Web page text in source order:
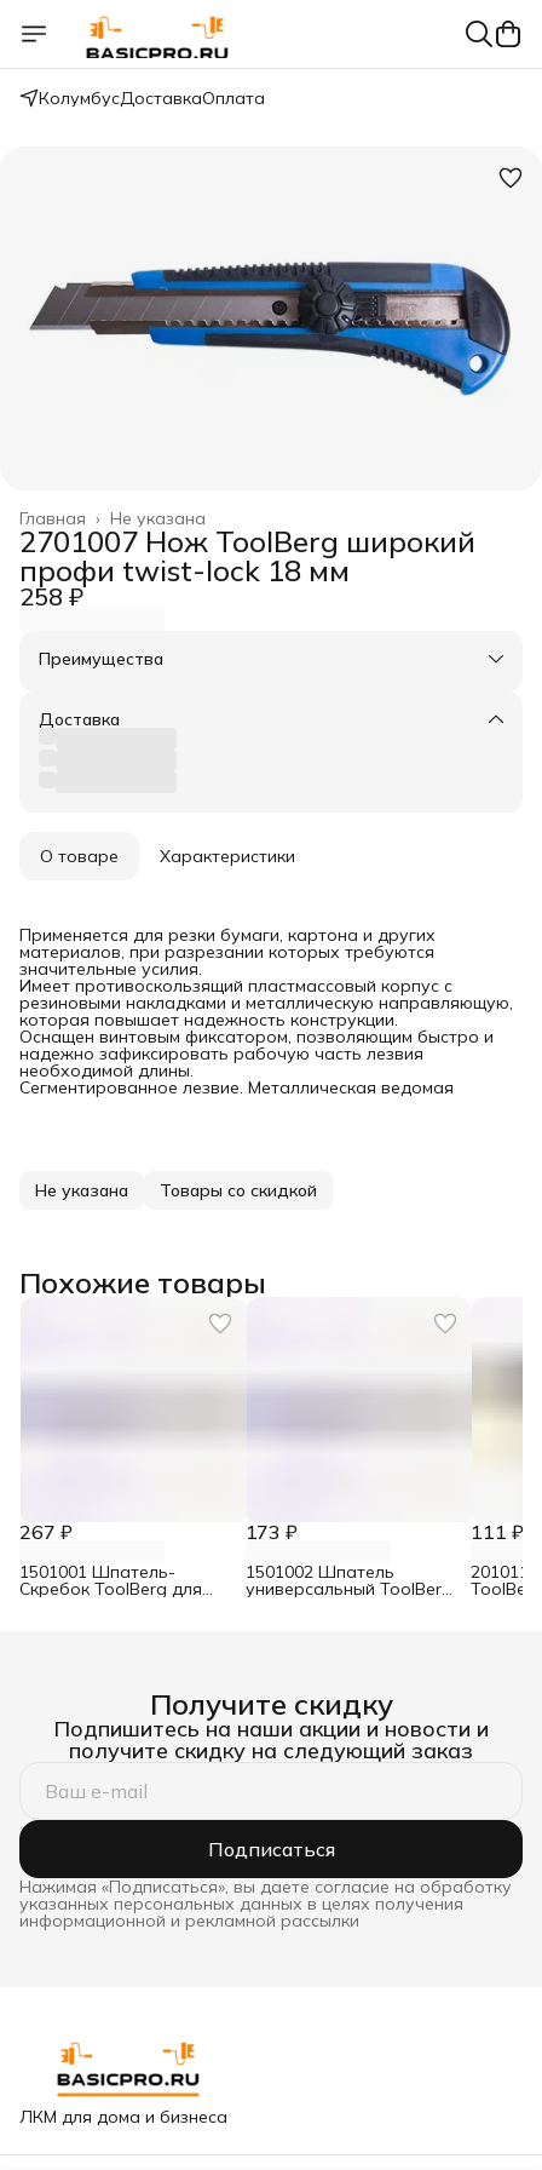
КолумбусДоставкаОплата
Не указана
Главная ›
2701007 Нож ToolBerg широкий
профи twist-lock 18 мм
258 ₽
Преимущества
Оплата частями в Сплит
Удобный возврат
Доставка
О товаре Характеристики
Применяется для резки бумаги, картона и других
материалов, при разрезании которых требуются
значительные усилия.
Имеет противоскользящий пластмассовый корпус с
резиновыми накладками и металлическую направляющую,
которая повышает надежность конструкции.
Оснащен винтовым фиксатором, позволяющим быстро и
надежно зафиксировать рабочую часть лезвия
необходимой длины.
Сегментированное лезвие. Металлическая ведомая
Не указана Товары со скидкой
Похожие товары
267 ₽
1501001 Шпатель-
Скребок ToolBerg для
173 ₽
1501002 Шпатель
универсальный ToolBerg
111 ₽
Получите скидку
Подпишитесь на наши акции и новости и
получите скидку на следующий заказ
Подписаться
Нажимая «Подписаться», вы даете согласие на обработку
указанных персональных данных в целях получения
информационной и рекламной рассылки
ЛКМ для дома и бизнеса